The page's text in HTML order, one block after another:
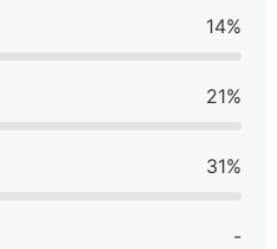
14%
21%
31%
-